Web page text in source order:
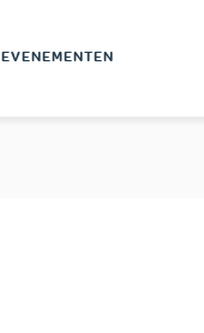
EVENEMENTEN